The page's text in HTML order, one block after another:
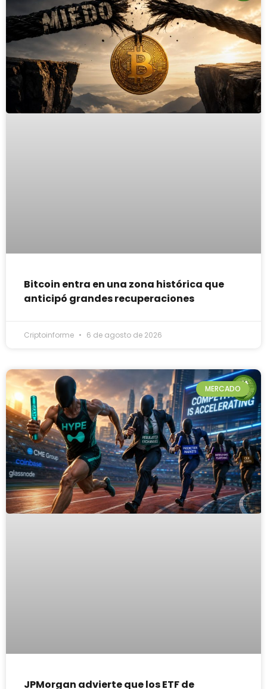
Bitcoin entra en una zona histórica que
anticipó grandes recuperaciones
Criptoinforme 6 de agosto de 2026
MERCADO
JPMorgan advierte que los ETF de